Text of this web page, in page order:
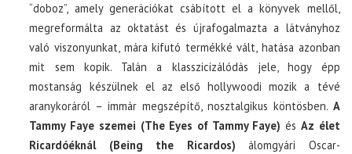
“doboz”, amely generációkat csábított el a könyvek mellől,
megreformálta az oktatást és újrafogalmazta a látványhoz
való viszonyunkat, mára kifutó termékké vált, hatása azonban
mit sem kopik. Talán a klasszicizálódás jele, hogy épp
mostanság készülnek el az első hollywoodi mozik a tévé
aranykoráról – immár megszépítő, nosztalgikus köntösben. A
Tammy Faye szemei (The Eyes of Tammy Faye) és Az élet
Ricardóéknál (Being the Ricardos) álomgyári Oscar-